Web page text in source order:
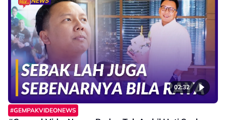
02:32
#GEMPAKVIDEONEWS